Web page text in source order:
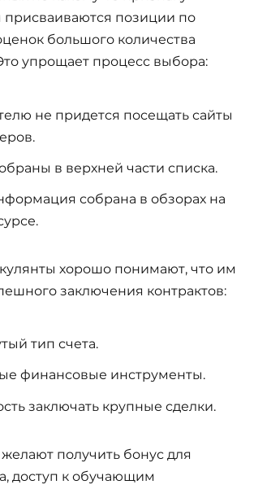
позиции по
большого количества
упрощает процесс выбора:
не придется посещать сайты
в верхней части списка.
собрана в обзорах на
хорошо понимают, что им
заключения контрактов:
тип счета.
финансовые инструменты.
заключать крупные сделки.
получить бонус для
доступ к обучающим